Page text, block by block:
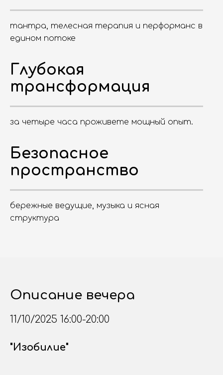
тантра, телесная терапия и перформанс в
едином потоке
Глубокая
трансформация
за четыре часа проживете мощный опыт.
Безопасное
пространство
бережные ведущие, музыка и ясная
структура
Описание вечера
11/10/2025 16:00-20:00
"Изобилие"